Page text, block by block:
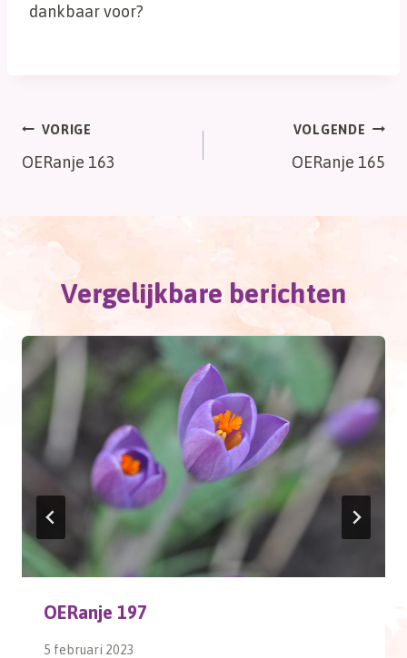
dankbaar voor?
Bericht
navigatie
VORIGE
OERanje 163
VOLGENDE
OERanje 165
Vergelijkbare berichten
OERanje 197
5 februari 2023